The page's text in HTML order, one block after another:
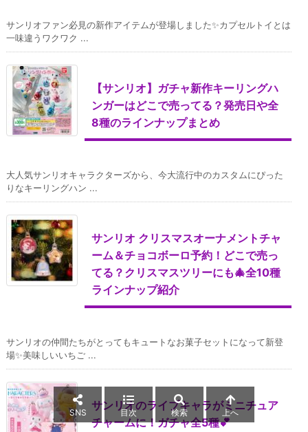
サンリオファン必見の新作アイテムが登場しました✨カプセルトイとは
一味違うワクワク ...
【サンリオ】ガチャ新作キーリングハ
ンガーはどこで売ってる？発売日や全
8種のラインナップまとめ
大人気サンリオキャラクターズから、今大流行中のカスタムにぴった
りなキーリングハン ...
サンリオ クリスマスオーナメントチャ
ーム＆チョコボーロ予約！どこで売っ
てる？クリスマスツリーにも🎄全10種
ラインナップ紹介
サンリオの仲間たちがとってもキュートなお菓子セットになって新登
場✨美味しいいちご ...
サンリオのライブキャラがミニチュア
チャームに！ガチャ全5種💕
SNS 目次 検索 上へ